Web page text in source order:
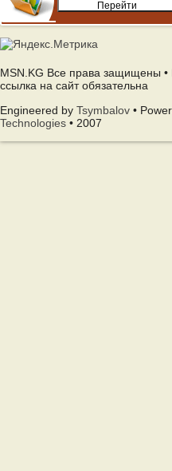
MSN.KG Все права защищены
ссылка на сайт обязательна
Engineered by Tsymbalov •
Technologies • 2007